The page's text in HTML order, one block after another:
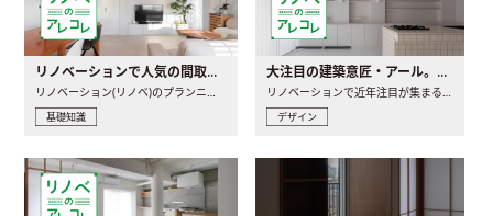
リノベーションで人気の間取りとは？トレンドの間取りと実例を徹底解説
リノベーション(リノベ)のプランニングで一番最初に決めるのは..
基礎知識
大注目の建築意匠・アール。人気の理由と空間に取り入れるポイント
リノベーションで近年注目が集まる建築意匠の一つであるアール..
デザイン